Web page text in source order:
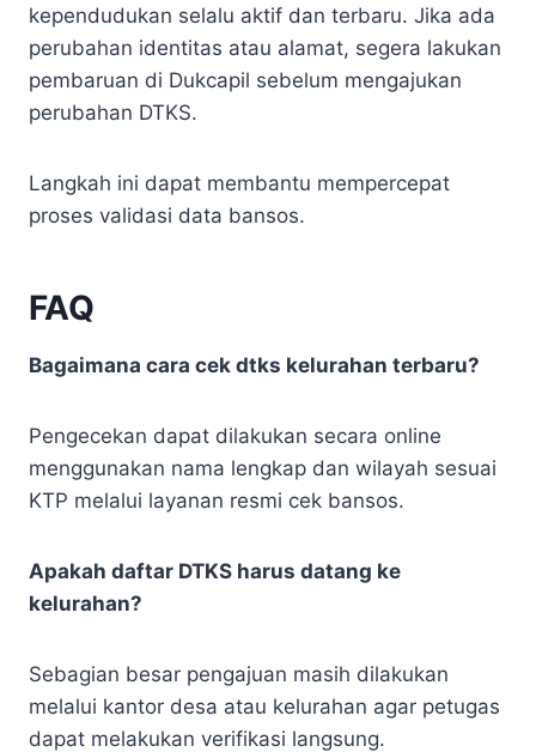
kependudukan selalu aktif dan terbaru. Jika ada
perubahan identitas atau alamat, segera lakukan
pembaruan di Dukcapil sebelum mengajukan
perubahan DTKS.
Langkah ini dapat membantu mempercepat
proses validasi data bansos.
FAQ
Bagaimana cara cek dtks kelurahan terbaru?
Pengecekan dapat dilakukan secara online
menggunakan nama lengkap dan wilayah sesuai
KTP melalui layanan resmi cek bansos.
Apakah daftar DTKS harus datang ke
kelurahan?
Sebagian besar pengajuan masih dilakukan
melalui kantor desa atau kelurahan agar petugas
dapat melakukan verifikasi langsung.